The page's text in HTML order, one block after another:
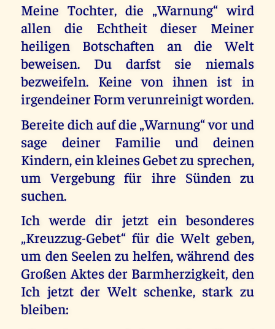
Meine Tochter, die „Warnung“ wird
allen die Echtheit dieser Meiner
heiligen Botschaften an die Welt
beweisen. Du darfst sie niemals
bezweifeln. Keine von ihnen ist in
irgendeiner Form verunreinigt worden.
Bereite dich auf die „Warnung“ vor und
sage deiner Familie und deinen
Kindern, ein kleines Gebet zu sprechen,
um Vergebung für ihre Sünden zu
suchen.
Ich werde dir jetzt ein besonderes
„Kreuzzug-Gebet“ für die Welt geben,
um den Seelen zu helfen, während des
Großen Aktes der Barmherzigkeit, den
Ich jetzt der Welt schenke, stark zu
bleiben: